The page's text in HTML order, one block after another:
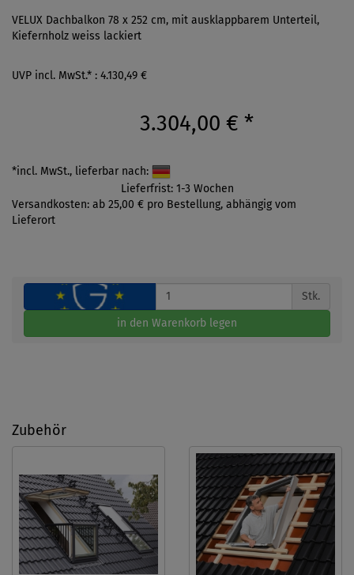
VELUX Dachbalkon 78 x 252 cm, mit ausklappbarem Unterteil,
Kiefernholz weiss lackiert
UVP incl. MwSt.* : 4.130,49 €
3.304,00 € *
*incl. MwSt., lieferbar nach:
Lieferfrist: 1-3 Wochen
Versandkosten: ab 25,00 € pro Bestellung, abhängig vom
Lieferort
Stk.
in den Warenkorb legen
Zubehör